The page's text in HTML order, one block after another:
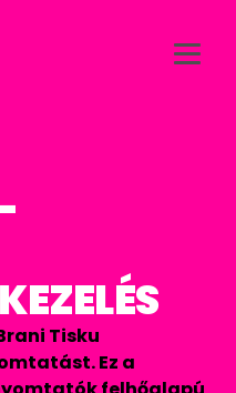
Tisku
Ez a